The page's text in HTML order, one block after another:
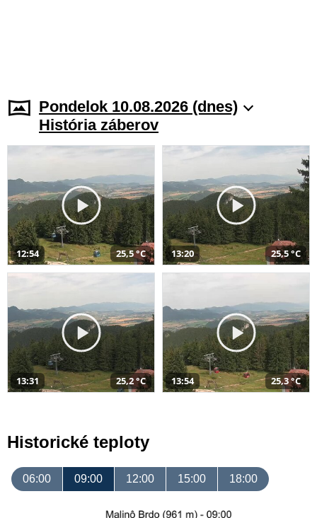
Pondelok 10.08.2026 (dnes)
História záberov
12:54 25,5 °C 13:20 25,5 °C
13:31 25,2 °C 13:54 25,3 °C
Historické teploty
06:00 09:00 12:00 15:00 18:00